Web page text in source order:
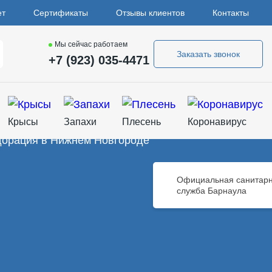
Сертификаты Отзывы клиентов Контакты
Мы сейчас работаем
+7 (923) 035-4471 Заказать звонок
Крысы Запахи Плесень Коронавирус
Официальная
служба Барнаула